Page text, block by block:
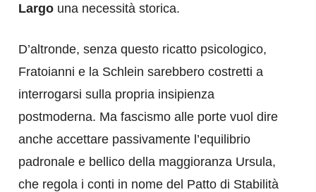
Largo una necessità storica.
D’altronde, senza questo ricatto psicologico,
Fratoianni e la Schlein sarebbero costretti a
interrogarsi sulla propria insipienza
postmoderna. Ma fascismo alle porte vuol dire
anche accettare passivamente l’equilibrio
padronale e bellico della maggioranza Ursula,
che regola i conti in nome del Patto di Stabilità